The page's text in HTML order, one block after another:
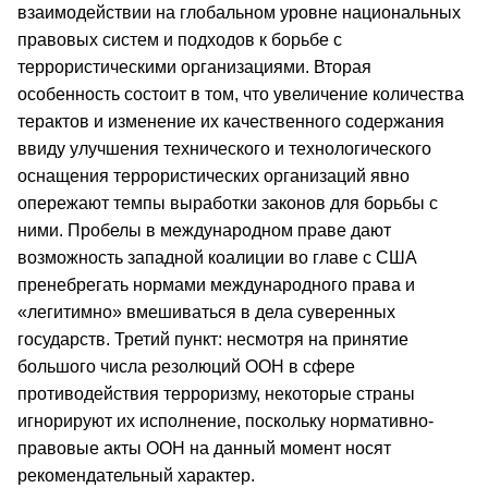
взаимодействии на глобальном уровне национальных
правовых систем и подходов к борьбе с
террористическими организациями. Вторая
особенность состоит в том, что увеличение количества
терактов и изменение их качественного содержания
ввиду улучшения технического и технологического
оснащения террористических организаций явно
опережают темпы выработки законов для борьбы с
ними. Пробелы в международном праве дают
возможность западной коалиции во главе с США
пренебрегать нормами международного права и
«легитимно» вмешиваться в дела суверенных
государств. Третий пункт: несмотря на принятие
большого числа резолюций ООН в сфере
противодействия терроризму, некоторые страны
игнорируют их исполнение, поскольку нормативно-
правовые акты ООН на данный момент носят
рекомендательный характер.